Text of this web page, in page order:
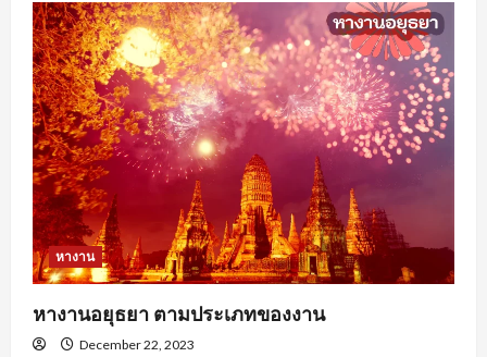
งาน
นครปฐม
ยุค
ของ
AI
มี
ผล
ต่อ
การ
จ้าง
งาน
หรือ
หางาน
หางานอยุธยา ตามประเภทของงาน
December 22, 2023